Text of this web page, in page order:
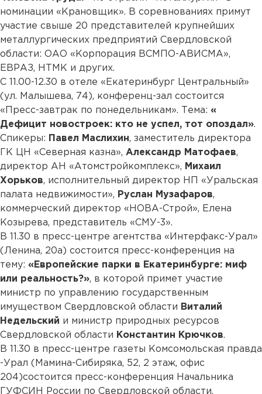
номинации «Крановщик». В соревнованиях примут
участие свыше 20 представителей крупнейших
металлургических предприятий Свердловской
области: ОАО «Корпорация ВСМПО-АВИСМА»,
ЕВРАЗ, НТМК и других.
С 11.00-12.30 в отеле «Екатеринбург Центральный»
(ул. Малышева, 74), конференц-зал состоится
«Пресс-завтрак по понедельникам». Тема: «
Дефицит новостроек: кто не успел, тот опоздал».
Спикеры:
Павел Маслихин, заместитель директора
ГК ЦН «Северная казна», Александр Матофаев,
директор АН «Атомстройкомплекс», Михаил
Хорьков, исполнительный директор НП «Уральская
палата недвижимости», Руслан Музафаров,
коммерческий директор «НОВА-Строй», Елена
Козырева, представитель «СМУ-3».
В 11.30 в пресс-центре агентства «Интерфакс-Урал»
(Ленина, 20а) состоится пресс-конференция на
тему: «Европейские парки в Екатеринбурге: миф
или реальность?», в которой примет участие
министр по управлению государственным
имуществом Свердловской области Виталий
Недельский и министр природных ресурсов
Свердловской области Константин Крючков.
В 11.30 в пресс-центре газеты Комсомольская правда
-Урал (Мамина-Сибиряка, 52, 2 этаж, офис
204)состоится пресс-конференция Начальника
ГУФСИН России по Свердловской области,